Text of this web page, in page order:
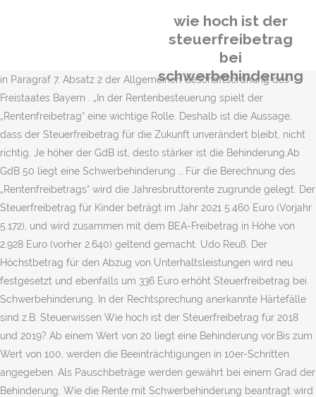
wie hoch ist der
steuerfreibetrag
bei
schwerbehinderung
in Paragraf 7, Absatz 2 der Allgemeinen Geschäftsordnung des
Freistaates Bayern . „In der Rentenbesteuerung spielt der
„Rentenfreibetrag“ eine wichtige Rolle. Deshalb ist die Aussage,
dass der Steuerfreibetrag für die Zukunft unverändert bleibt, nicht
richtig. Je höher der GdB ist, desto stärker ist die Behinderung.Ab
GdB 50 liegt eine Schwerbehinderung … Für die Berechnung des
„Rentenfreibetrags“ wird die Jahresbruttorente zugrunde gelegt. Der
Steuerfreibetrag für Kinder beträgt im Jahr 2021 5.460 Euro (Vorjahr
5.172), und wird zusammen mit dem BEA-Freibetrag in Höhe von
2.928 Euro (vorher 2.640) geltend gemacht. Udo Reuß. Der
Höchstbetrag für den Abzug von Unterhaltsleistungen wird neu
festgesetzt und ebenfalls um 336 Euro erhöht Steuerfreibetrag bei
Schwerbehinderung. In der Rechtsprechung anerkannte Härtefälle
sind z.B. Steuerwissen Wie hoch ist der Steuerfreibetrag für 2018
und 2019? Ab einem Wert von 20 liegt eine Behinderung vor.Bis zum
Wert von 100, werden die Beeinträchtigungen in 10er-Schritten
angegeben. Als Pauschbeträge werden gewährt bei einem Grad der
Behinderung. Wie die Rente mit Schwerbehinderung beantragt wird